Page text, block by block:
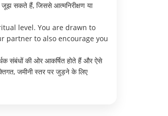
सकते हैं, जिससे आत्मनिरीक्षण या
level. You are drawn to
partner to also encourage you
संबंधों की ओर आकर्षित होते हैं और ऐसे
जमीनी स्तर पर जुड़ने के लिए